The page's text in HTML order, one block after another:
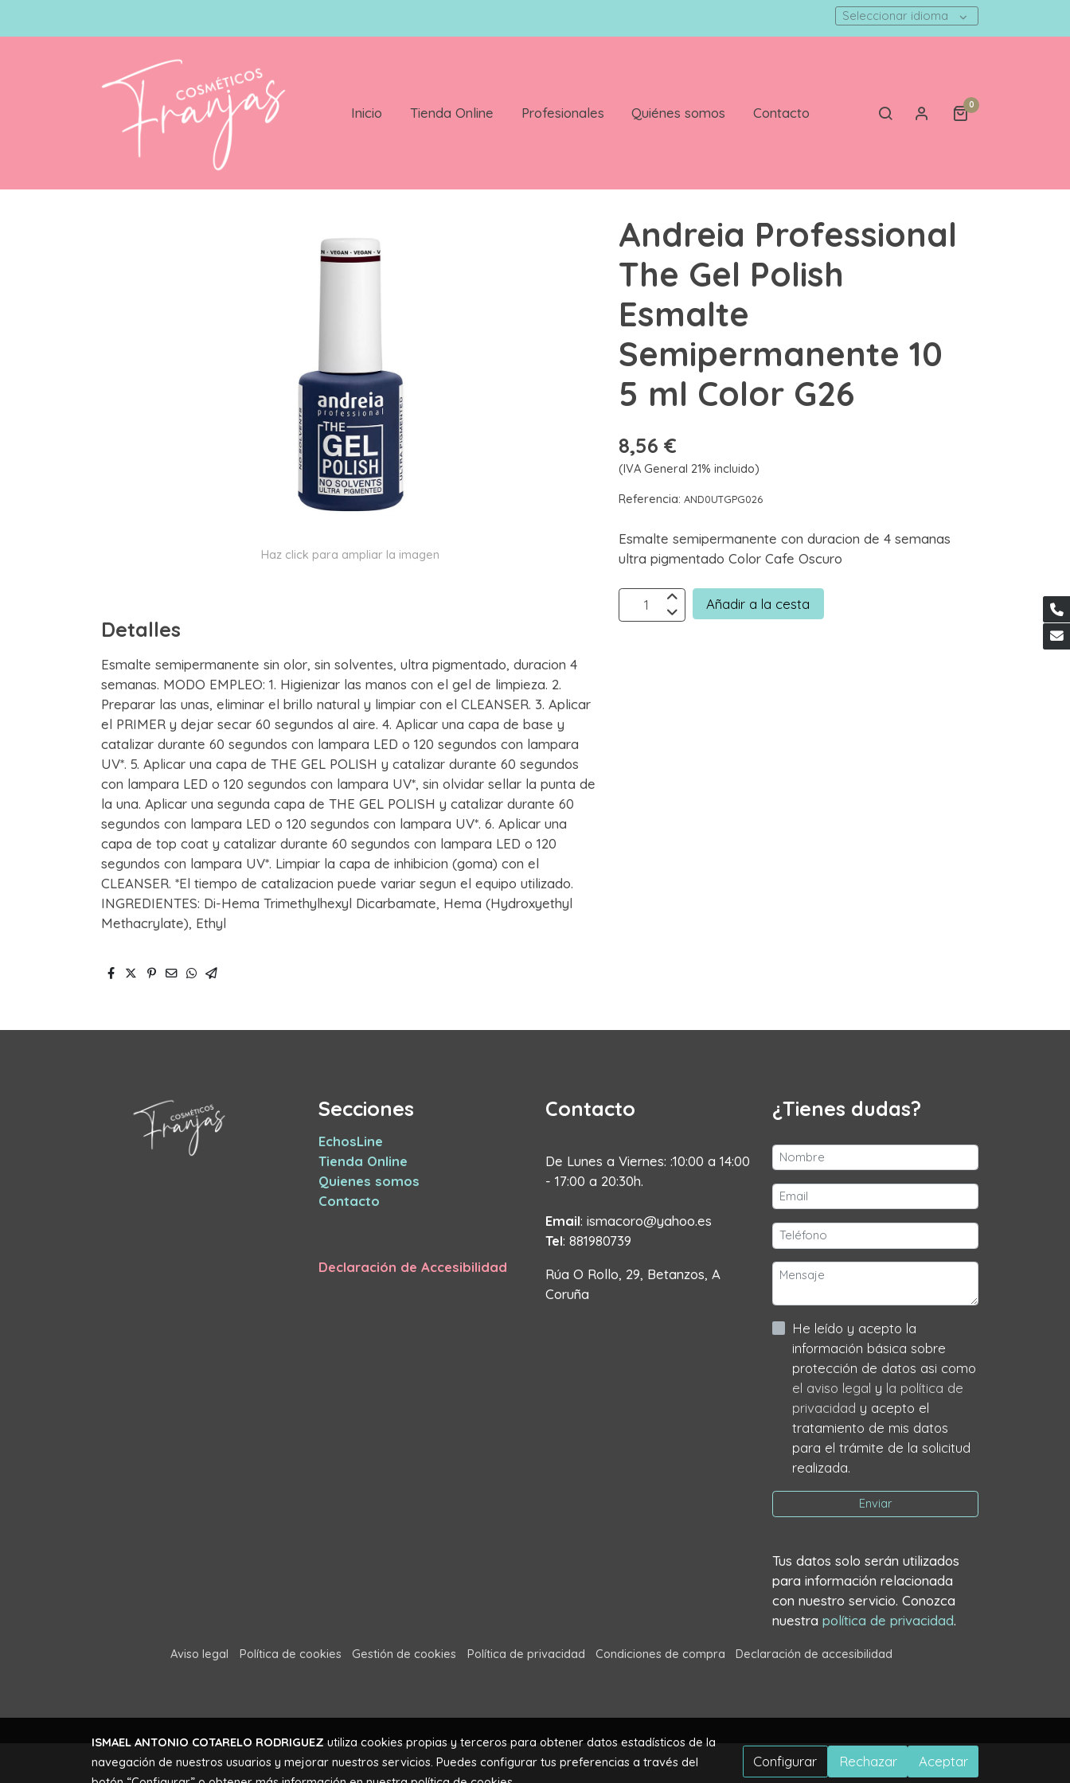
Seleccionar idioma
Inicio Tienda Online Profesionales Quiénes somos Contacto 0
Andreia Professional The Gel Polish Esmalte Semipermanente 10 5 ml Color G26
Haz click para ampliar la imagen
Detalles
Esmalte semipermanente sin olor, sin solventes, ultra pigmentado, duracion 4
semanas. MODO EMPLEO: 1. Higienizar las manos con el gel de limpieza. 2.
Preparar las unas, eliminar el brillo natural y limpiar con el CLEANSER. 3. Aplicar
el PRIMER y dejar secar 60 segundos al aire. 4. Aplicar una capa de base y
catalizar durante 60 segundos con lampara LED o 120 segundos con lampara
UV*. 5. Aplicar una capa de THE GEL POLISH y catalizar durante 60 segundos
con lampara LED o 120 segundos con lampara UV*, sin olvidar sellar la punta de
la una. Aplicar una segunda capa de THE GEL POLISH y catalizar durante 60
segundos con lampara LED o 120 segundos con lampara UV*. 6. Aplicar una
capa de top coat y catalizar durante 60 segundos con lampara LED o 120
segundos con lampara UV*. Limpiar la capa de inhibicion (goma) con el
CLEANSER. *El tiempo de catalizacion puede variar segun el equipo utilizado.
INGREDIENTES: Di-Hema Trimethylhexyl Dicarbamate, Hema (Hydroxyethyl
Methacrylate), Ethyl
Andreia Professional
The Gel Polish
Esmalte
Semipermanente 10
5 ml Color G26
8,56 €
(IVA General 21% incluido)
Referencia:AND0UTGPG026
Esmalte semipermanente con duracion de 4 semanas
ultra pigmentado Color Cafe Oscuro
Añadir a la cesta
Secciones
EchosLine
Tienda Online
Quienes somos
Contacto
Declaración de Accesibilidad
Contacto
De Lunes a Viernes: :10:00 a 14:00
- 17:00 a 20:30h.
Email: ismacoro@yahoo.es
Tel: 881980739
Rúa O Rollo, 29, Betanzos, A
Coruña
¿Tienes dudas?
He leído y acepto la
información básica sobre
protección de datos asi como
el aviso legal y la política de
privacidad y acepto el
tratamiento de mis datos
para el trámite de la solicitud
realizada.
Enviar
Tus datos solo serán utilizados
para información relacionada
con nuestro servicio. Conozca
nuestra política de privacidad.
Aviso legal Política de cookies Gestión de cookies Política de privacidad Condiciones de compra Declaración de accesibilidad
ISMAEL ANTONIO COTARELO RODRIGUEZ utiliza cookies propias y terceros para obtener datos estadísticos de la
navegación de nuestros usuarios y mejorar nuestros servicios. Puedes configurar tus preferencias a través del
Configurar Rechazar Aceptar